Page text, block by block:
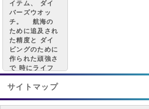
イテム、 ダイ
バーズウオッ
チ。 航海の
ために追及され
た精度と ダイ
ビングのために
作られた頑強さ
で 時にライフ
セーバーとして
の役割も 担っ
す。
サイトマップ